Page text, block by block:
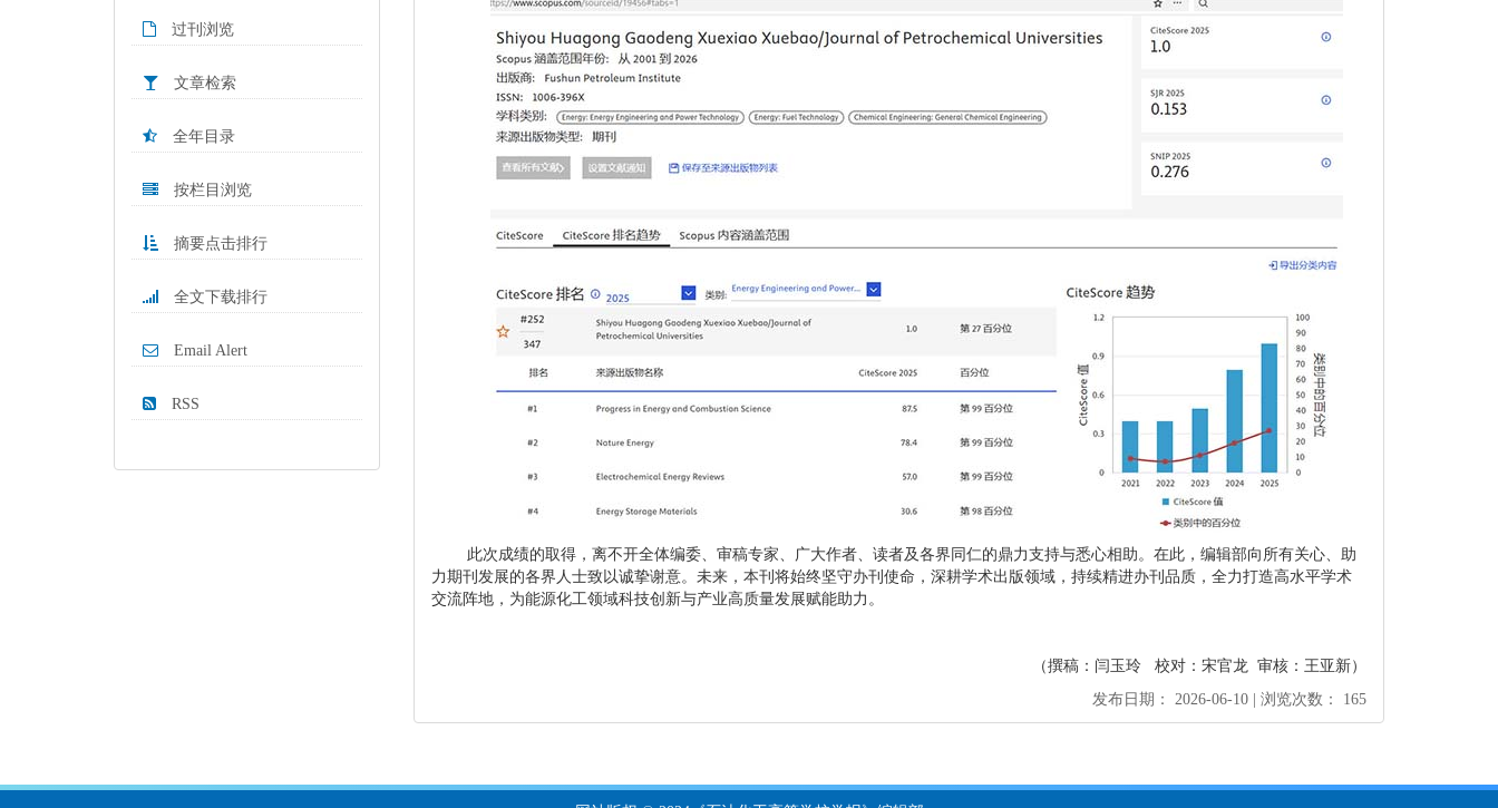
此次成绩的取得，离不开全体编委、审稿专家、广大作者、读者及各界同仁的鼎力支持与悉心相助。在此，编辑部向所有关心、助
力期刊发展的各界人士致以诚挚谢意。未来，本刊将始终坚守办刊使命，深耕学术出版领域，持续精进办刊品质，全力打造高水平学术
交流阵地，为能源化工领域科技创新与产业高质量发展赋能助力。
（撰稿：闫玉玲 校对： 宋官龙 审核：王亚新）
发布日期： 2026-06-10 | 浏览次数： 165
过刊浏览
文章检索
全年目录
按栏目浏览
摘要点击排行
全文下载排行
Email Alert
RSS